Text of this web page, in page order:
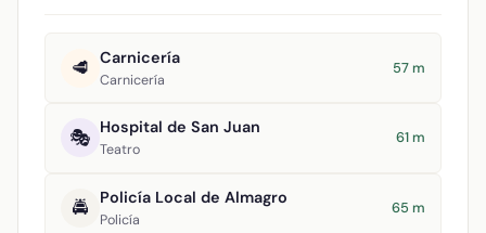
🥩 Carnicería
Carnicería
57 m
🎭 Hospital de San Juan
Teatro
61 m
🚔 Policía Local de Almagro
Policía
65 m